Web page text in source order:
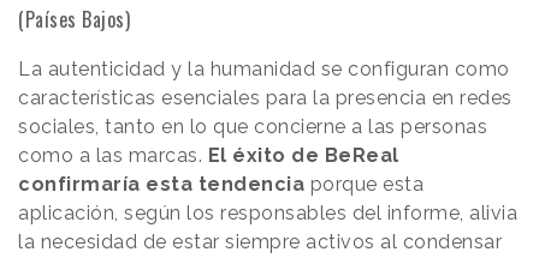
(Países Bajos)
La autenticidad y la humanidad se configuran como
características esenciales para la presencia en redes
sociales, tanto en lo que concierne a las personas
como a las marcas. El éxito de BeReal
confirmaría esta tendencia porque esta
aplicación, según los responsables del informe, alivia
la necesidad de estar siempre activos al condensar